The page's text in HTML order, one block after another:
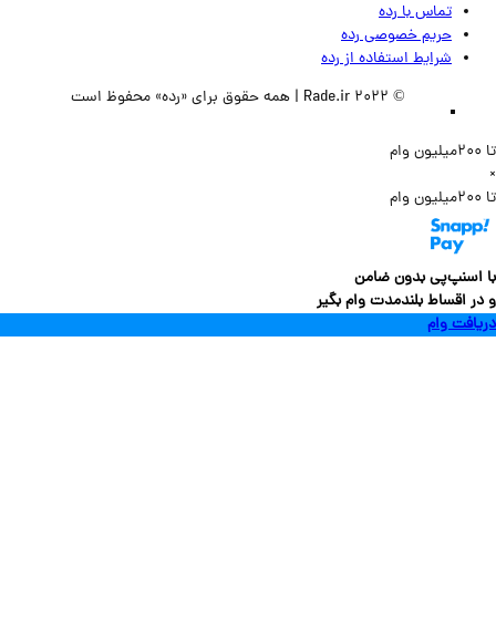
تماس‌ با‌ رده
حریم خصوصی رده
شرایط استفاده از رده
بدون ضامن
بلندمدت وام بگیر
وام